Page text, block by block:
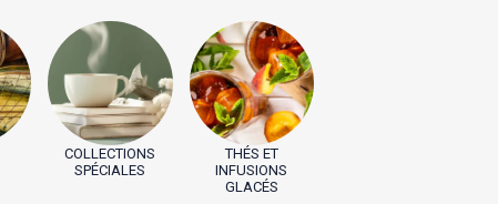
COLLECTIONS
SPÉCIALES
THÉS ET
INFUSIONS
GLACÉS